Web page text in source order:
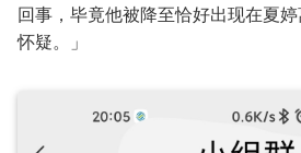
回事，毕竟他被降至恰好出现在夏
怀疑。」